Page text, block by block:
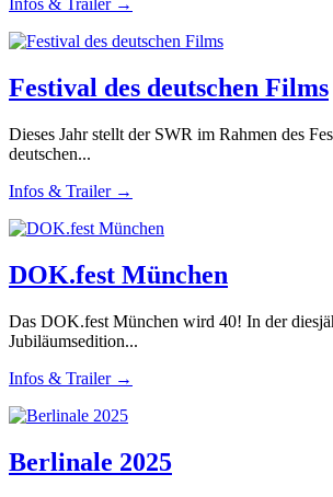
Infos & Trailer →
Festival des deutschen Films
Dieses Jahr stellt der SWR im Rahmen des
deutschen...
Infos & Trailer →
DOK.fest München
Das DOK.fest München wird 40! In der
Jubiläumsedition...
Infos & Trailer →
Berlinale 2025